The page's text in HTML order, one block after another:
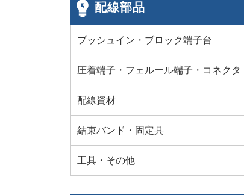
配線部品
プッシュイン・ブロック端子台
圧着端子・フェルール端子・コネクタ
配線資材
結束バンド・固定具
工具・その他